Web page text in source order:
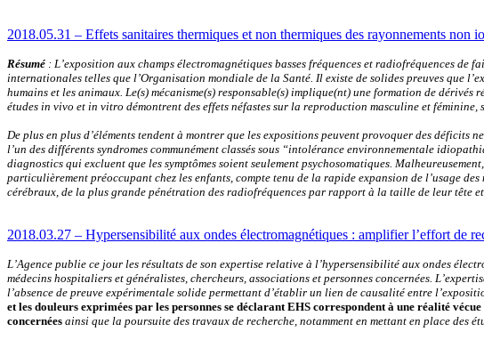
2018.05.31 – Effets sanitaires thermiques et non thermiques des rayonnements non
Résumé : L’exposition aux champs électromagnétiques basses fréquences et radiofréquences
internationales telles que l’Organisation mondiale de la Santé. Il existe de solides preuves que
humains et les animaux. Le(s) mécanisme(s) responsable(s) implique(nt) une formation de
études in vivo et in vitro démontrent des effets néfastes sur la reproduction masculine et
De plus en plus d’éléments tendent à montrer que les expositions peuvent provoquer des
l’un des différents syndromes communément classés sous “intolérance environnementale
diagnostics qui excluent que les symptômes soient seulement psychosomatiques.
particulièrement préoccupant chez les enfants, compte tenu de la rapide expansion de l’usage
cérébraux, de la plus grande pénétration des radiofréquences par rapport à la taille de leur tête
2018.03.27 – Hypersensibilité aux ondes électromagnétiques : amplifier l’effort de
L’Agence publie ce jour les résultats de son expertise relative à l’hypersensibilité aux ondes
médecins hospitaliers et généralistes, chercheurs, associations et personnes concernées.
l’absence de preuve expérimentale solide permettant d’établir un lien de causalité entre
et les douleurs exprimées par les personnes se déclarant EHS correspondent à une réalité
concernées ainsi que la poursuite des travaux de recherche, notamment en mettant en place des